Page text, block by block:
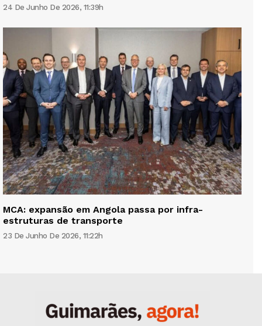
24 De Junho De 2026, 11:39h
MCA: expansão em Angola passa por infra-
estruturas de transporte
23 De Junho De 2026, 11:22h